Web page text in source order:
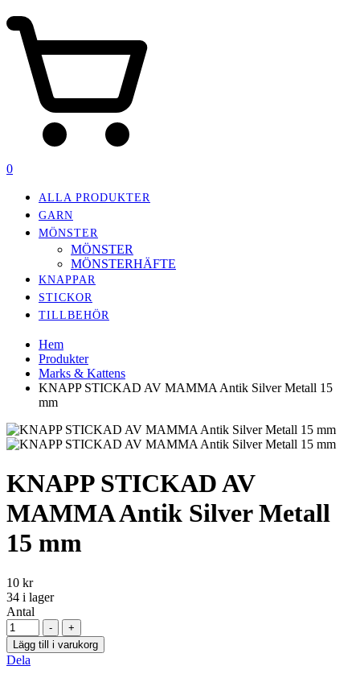
0
ALLA PRODUKTER
GARN
MÖNSTER
MÖNSTER
MÖNSTERHÄFTE
KNAPPAR
STICKOR
TILLBEHÖR
Hem
Produkter
Marks & Kattens
KNAPP STICKAD AV MAMMA Antik Silver Metall 15
mm
KNAPP STICKAD AV
MAMMA Antik Silver Metall
15 mm
10 kr
34 i lager
Antal
-
+
Lägg till i varukorg
Dela